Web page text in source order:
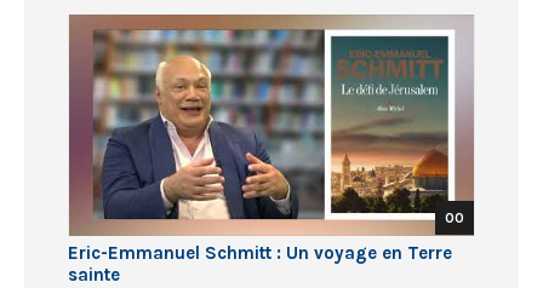
00
Eric-Emmanuel Schmitt : Un voyage en Terre
sainte